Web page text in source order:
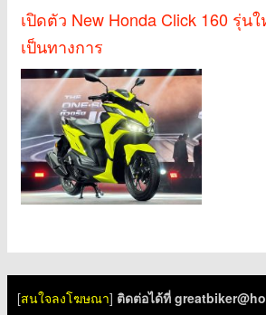
เปิดตัว New Honda Click 160 รุ่น
เป็นทางการ
[สนใจลงโฆษณา] ติดต่อได้ที่